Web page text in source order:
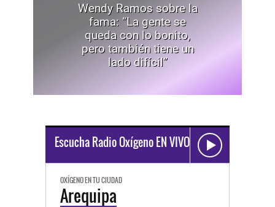
Wendy Ramos sobre la
fama: “La gente se
queda con lo bonito,
pero también tiene un
lado difícil”
Escucha Radio Oxígeno EN VIVO
OXÍGENO EN TU CIUDAD
Arequipa